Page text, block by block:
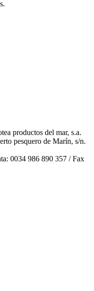
productos del mar, s.a.
pesquero de Marín, s/n.
0034 986 890 357 / Fax